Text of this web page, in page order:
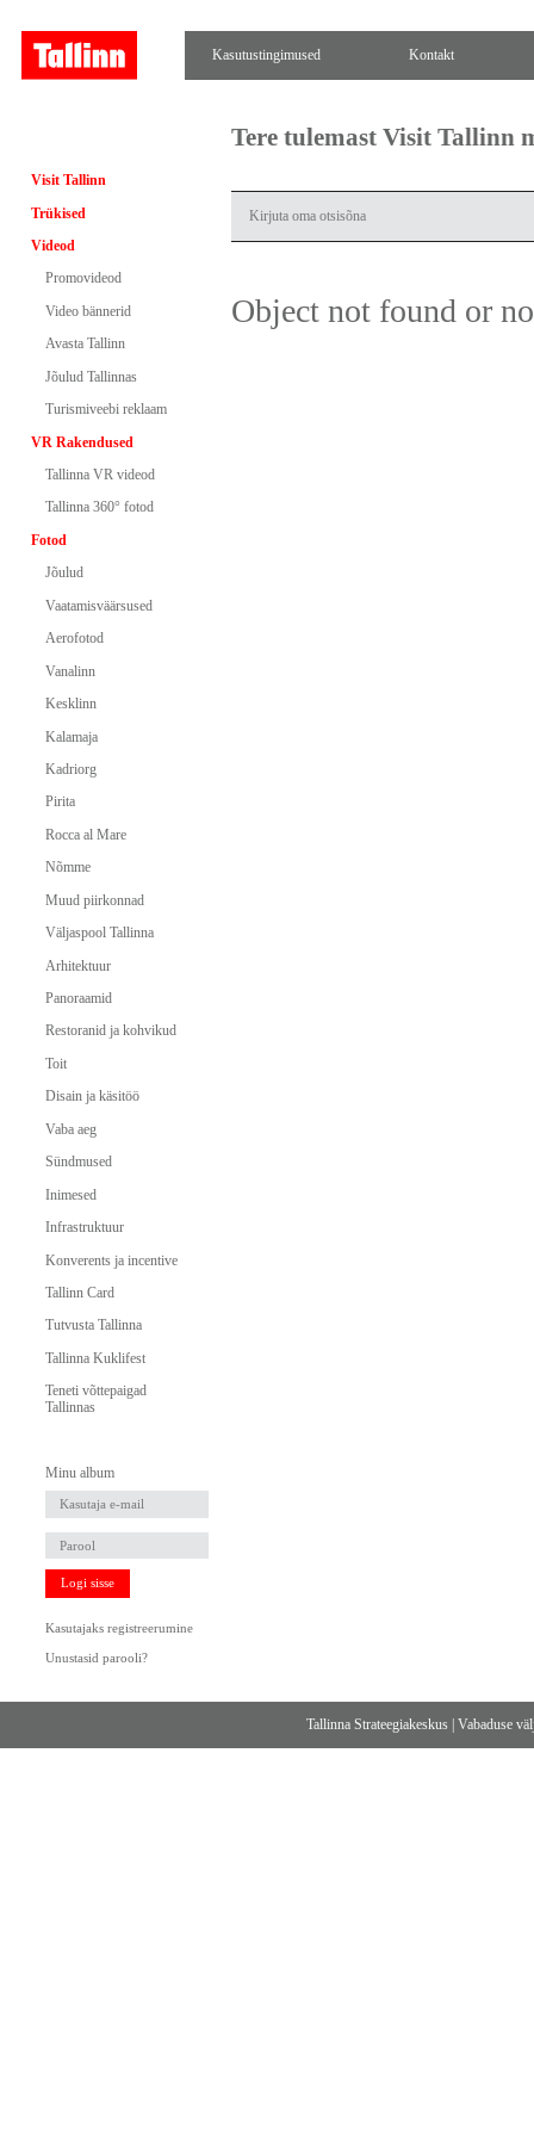
Kasutustingimused Kontakt
Visit Tallinn
Trükised
Videod
Promovideod
Video bännerid
Avasta Tallinn
Jõulud Tallinnas
Turismiveebi reklaam
VR Rakendused
Tallinna VR videod
Tallinna 360° fotod
Fotod
Jõulud
Vaatamisväärsused
Aerofotod
Vanalinn
Kesklinn
Kalamaja
Kadriorg
Pirita
Rocca al Mare
Nõmme
Muud piirkonnad
Väljaspool Tallinna
Arhitektuur
Panoraamid
Restoranid ja kohvikud
Toit
Disain ja käsitöö
Vaba aeg
Sündmused
Inimesed
Infrastruktuur
Konverents ja incentive
Tallinn Card
Tutvusta Tallinna
Tallinna Kuklifest
Teneti võttepaigad
Tallinnas
Minu album
Logi sisse
Kasutajaks registreerumine
Unustasid parooli?
Tere tulemast Visit Tallinn
Object not found or
Tallinna Strateegiakeskus |Vabaduse